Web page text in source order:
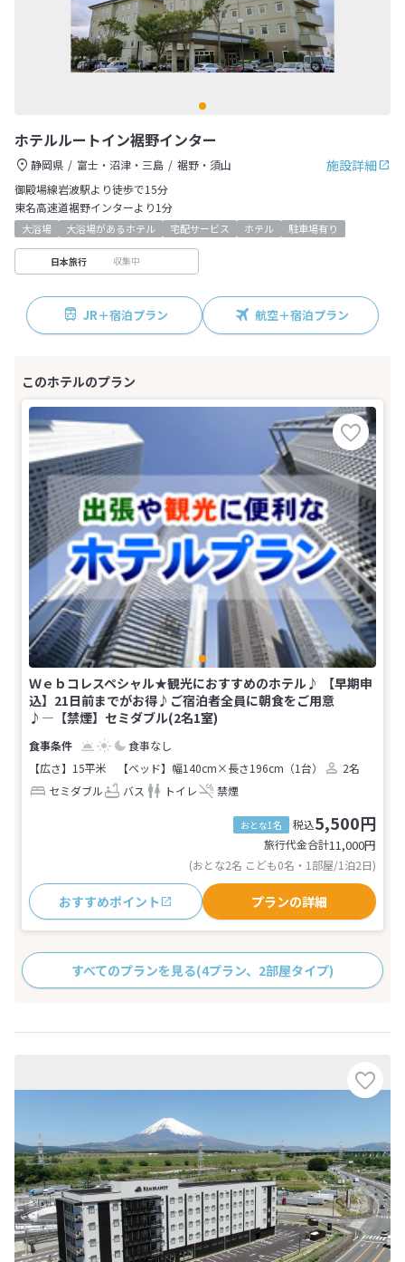
ホテルルートイン裾野インター
施設詳細
静岡県 富士・沼津・三島
裾野・須山
御殿場線岩波駅より徒歩で15分
東名高速道裾野インターより1分
大浴場 大浴場があるホテル 宅配サービス ホテル 駐車場有り
日本旅行 収集中
JR＋宿泊プラン 航空＋宿泊プラン
Ｗｅｂコレスペシャル★観光におすすめのホテル♪ 【早期申
込】21日前までがお得♪ご宿泊者全員に朝食をご用意
♪―【禁煙】セミダブル(2名1室)
食事なし
【広さ】15平米
【ベッド】幅140cm×長さ196cm（1台）
2名
セミダブル
バス トイレ 禁煙
おとな1名 税込5,500円
旅行代金合計11,000円
(おとな2名 こども0名・1部屋/1泊2日)
おすすめポイント プランの詳細
すべてのプランを見る(4プラン、2部屋タイプ)